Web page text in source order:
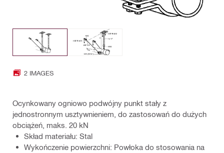
2 IMAGES
Ocynkowany ogniowo podwójny punkt stały z
jednostronnym usztywnieniem, do zastosowań do dużych
obciążeń, maks. 20 kN
Skład materiału: Stal
Wykończenie powierzchni: Powłoka do stosowania na